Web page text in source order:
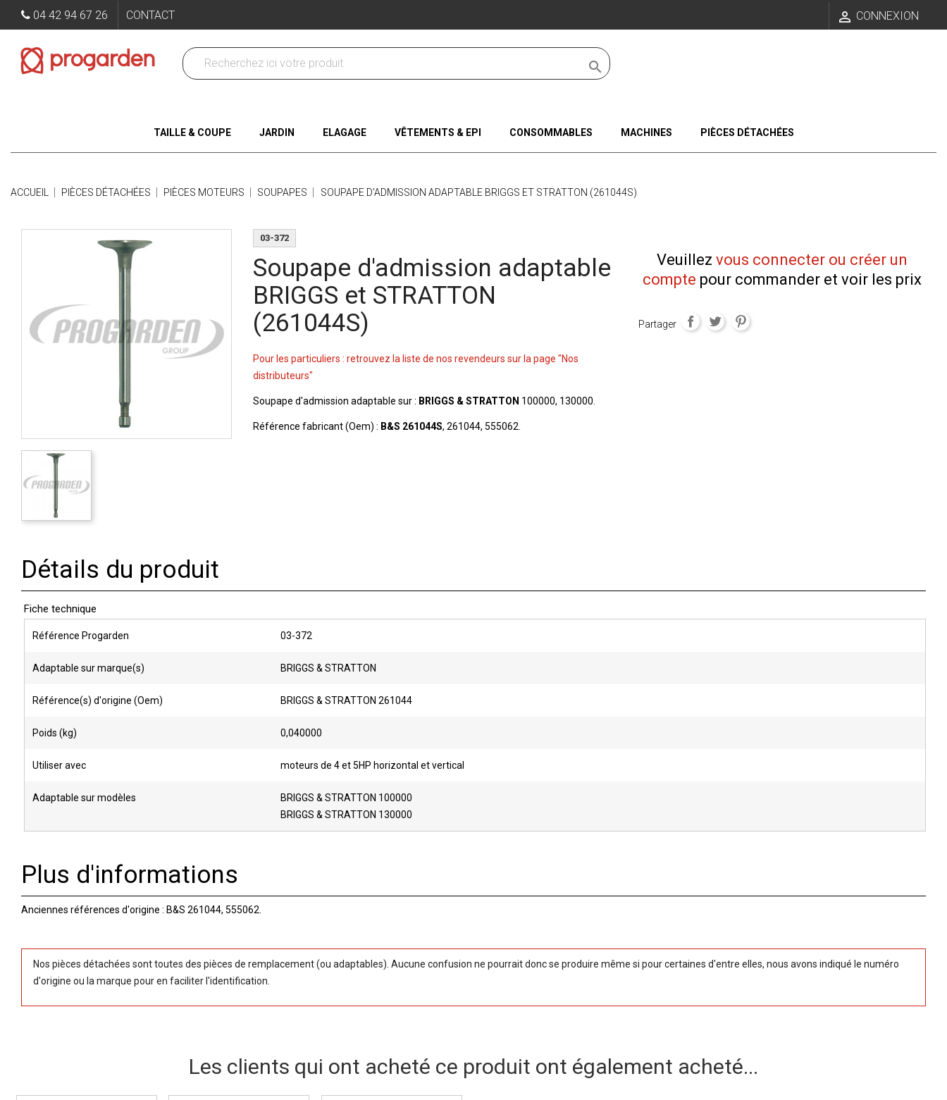
04 42 94 67 26 CONTACT  CONNEXION

TAILLE & COUPE JARDIN ELAGAGE VÊTEMENTS & EPI CONSOMMABLES MACHINES PIÈCES DÉTACHÉES
ACCUEIL PIÈCES DÉTACHÉES PIÈCES MOTEURS SOUPAPES SOUPAPE D'ADMISSION ADAPTABLE BRIGGS ET STRATTON (261044S)
03-372
Soupape d'admission adaptable
BRIGGS et STRATTON
(261044S)
Pour les particuliers : retrouvez la liste de nos revendeurs sur la page "Nos
distributeurs"
Soupape d'admission adaptable sur : BRIGGS & STRATTON 100000, 130000.
Référence fabricant (Oem) : B&S 261044S, 261044, 555062.
Veuillez vous connecter ou créer un
compte pour commander et voir les prix
Partager
Détails du produit
Fiche technique
Référence Progarden 03-372
Adaptable sur marque(s) BRIGGS & STRATTON
Référence(s) d'origine (Oem) BRIGGS & STRATTON 261044
Poids (kg) 0,040000
Utiliser avec moteurs de 4 et 5HP horizontal et vertical
Adaptable sur modèles
BRIGGS & STRATTON 100000
BRIGGS & STRATTON 130000
Plus d'informations
Anciennes références d'origine : B&S 261044, 555062.
Nos pièces détachées sont toutes des pièces de remplacement (ou adaptables). Aucune confusion ne pourrait donc se produire même si pour certaines d'entre elles, nous avons indiqué le numéro
d'origine ou la marque pour en faciliter l'identification.
Les clients qui ont acheté ce produit ont également acheté...